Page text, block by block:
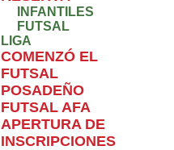
INFANTILES
FUTSAL
LIGA
COMENZÓ EL
FUTSAL
POSADEÑO
FUTSAL AFA
APERTURA DE
INSCRIPCIONES